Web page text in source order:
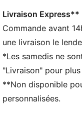
DÉTAILS
Largeur : Régulière
Bout : Arrondi
Talon : Talon plat
Détails brandés
Livraison Express**
Commande avant
une livraison le
*Les samedis ne
"Livraison" pour
**Non disponible
personnalisées.